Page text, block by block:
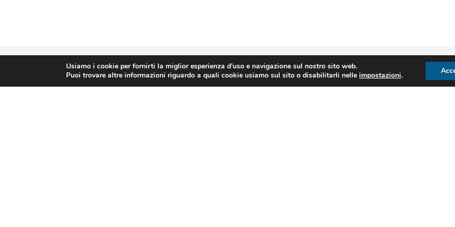
Usiamo i cookie per fornirti la miglior esperienza d'uso e navigazione sul nostro sito web.
Puoi trovare altre informazioni riguardo a quali cookie usiamo sul sito o disabilitarli nelleimpostazioni.